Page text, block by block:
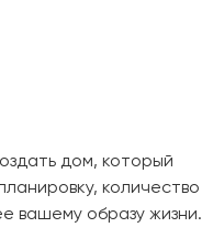
дом, который
количество
вашему образу жизни.